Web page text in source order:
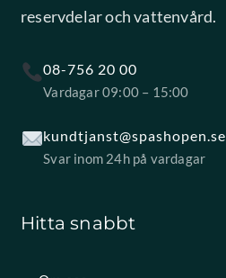
reservdelar och vattenvård.
08-756 20 00
Vardagar 09:00 – 15:00
kundtjanst@spashopen.se
Svar inom 24h på vardagar
Hitta snabbt